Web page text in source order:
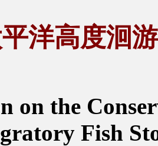
平洋高度洄
on the
Fish